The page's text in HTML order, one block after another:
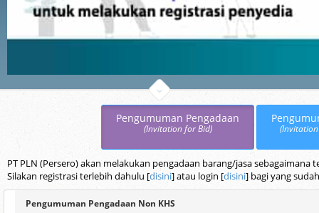
Pengumuman Pengadaan
(Invitation for Bid)
PT PLN (Persero) akan melakukan pengadaan barang/jasa
Silakan registrasi terlebih dahulu [disini] atau login [disini] bagi yang
Pengumuman Pengadaan Non KHS